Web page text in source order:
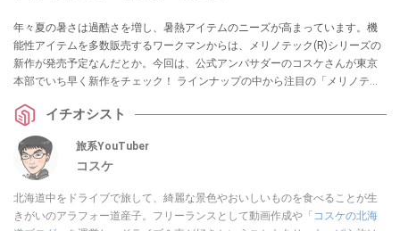
年々夏の暑さは過酷さを増し、暑熱アイテムのニーズが高まっています。機
能性アイテムを多数販売するワークマンからは、メリノテック(R)シリーズの
新作が発売予定なんだとか。今回は、公式アンバサダーのコスケさんが東京
本部でいち早く新作をチェック！ ラインナップの中から注目の「メリノテッ
ーをお届けします。ぜひチェックしてみてください。
イチオシスト
旅系YouTuber
コスケ
北海道中をドライブで旅して、綺麗な景色やおいしいものを食べることが生
きがいのアラフォー道産子。フリーランスとして動画作成や 「コスケの北海